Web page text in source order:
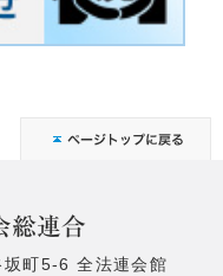
町5-6 全法連会館